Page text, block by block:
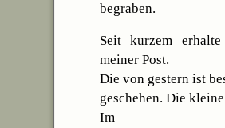
begraben.
Seit kurzem
meiner Post.
Die von gestern ist
geschehen. Die
Im